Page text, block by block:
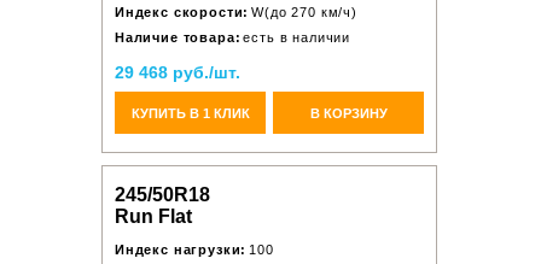
Индекс скорости: W(до 270 км/ч)
Наличие товара: есть в наличии
29 468 руб./шт.
КУПИТЬ В 1 КЛИК В КОРЗИНУ
245/50R18
Run Flat
Индекс нагрузки: 100